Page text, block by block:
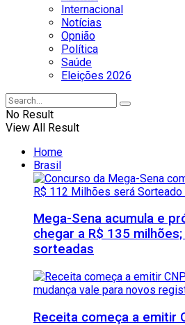
Internacional
Notícias
Opnião
Política
Saúde
Eleições 2026
No Result
View All Result
Home
Brasil
Mega-Sena acumula e
chegar a R$ 135
sorteadas
Receita começa a emitir